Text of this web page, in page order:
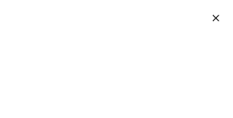
×